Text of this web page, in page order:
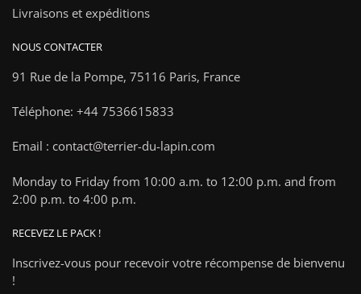
Livraisons et expéditions
NOUS CONTACTER
91 Rue de la Pompe, 75116 Paris, France
Téléphone: +44 7536615833
Email : contact@terrier-du-lapin.com
Monday to Friday from 10:00 a.m. to 12:00 p.m. and from
2:00 p.m. to 4:00 p.m.
RECEVEZ LE PACK !
Inscrivez-vous pour recevoir votre récompense de bienvenu
!